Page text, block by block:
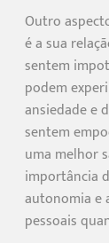
Outro
é a sua
sentem
podem
ansiedade e
sentem
uma melhor
importância
autonomia e
pessoais